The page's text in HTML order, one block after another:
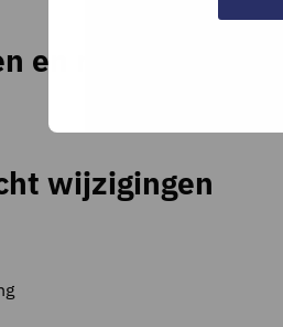
en referenties
wijzigingen